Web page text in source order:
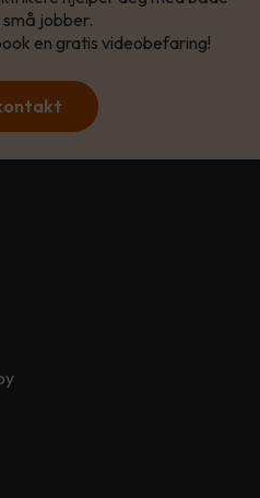
jobber.
en gratis videobefaring!